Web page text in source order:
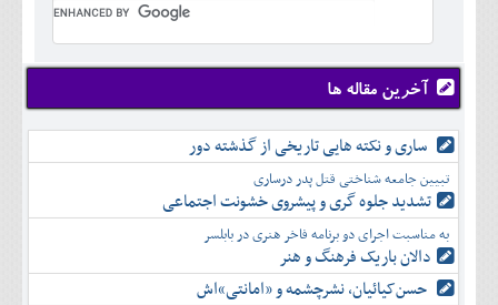
دی
بهمن
اسفند
آبان
آذر
دی
بهمن
اسفند
شهريور
مهر
آبان
آذر
دی
بهمن
اسفند
تير
مرداد
شهريور
مهر
آبان
آذر
دی
بهمن
اسفند
آخرین مقاله ها
ساری و نکته هایی تاریخی از گذشته دور
تبیین جامعه شناختی قتل پدر درساری
تشدید جلوه‌ گری و پیشروی خشونت اجتماعی
به مناسبت اجرای دو برنامه فاخر هنری در بابلسر
دالان باریک فرهنگ و هنر
حسن‌کیائیان، نشرچشمه و «امانتی»اش